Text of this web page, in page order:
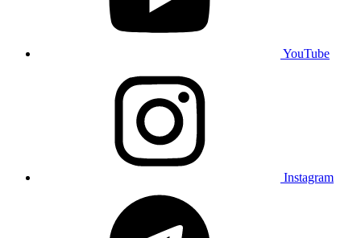
YouTube
Instagram